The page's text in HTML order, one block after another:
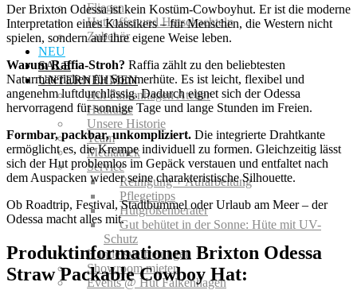
Fliegen
Hutkoffer und Hutschachteln
Zubehör
NEU
SALE
UNTERNEHMEN
Hut Falkenhagen Atelier
Hutkurse
Unsere Historie
Team
Mediathek
Service
Reinigung + Aufarbeitung
Pflegetipps
Hutgrößenberater
Gut behütet in der Sonne: Hüte mit UV-
Schutz
Handelsvertretungen
Showroom mieten
Events @ Hut Falkenhagen
Der Brixton Odessa ist kein Kostüm-Cowboyhut. Er ist die moderne
Interpretation eines Klassikers – für Menschen, die Western nicht
spielen, sondern auf ihre eigene Weise leben.
Warum Raffia-Stroh? Raffia zählt zu den beliebtesten
Naturmaterialien für Sommerhüte. Es ist leicht, flexibel und
angenehm luftdurchlässig. Dadurch eignet sich der Odessa
hervorragend für sonnige Tage und lange Stunden im Freien.
Formbar, packbar, unkompliziert. Die integrierte Drahtkante
ermöglicht es, die Krempe individuell zu formen. Gleichzeitig lässt
sich der Hut problemlos im Gepäck verstauen und entfaltet nach
dem Auspacken wieder seine charakteristische Silhouette.
Ob Roadtrip, Festival, Stadtbummel oder Urlaub am Meer – der
Odessa macht alles mit.
Produktinformationen Brixton Odessa
Straw Packable Cowboy Hat: